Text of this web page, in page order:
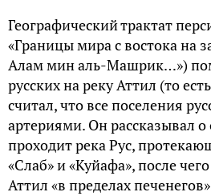
Географический трактат
«Границы мира с востока на
Алам мин аль-Машрик…»)
русских на реку Аттил (то
считал, что все поселения
артериями. Он рассказывал о
проходит река Рус,
«Слаб» и «Куйафа», после
Аттил «в пределах